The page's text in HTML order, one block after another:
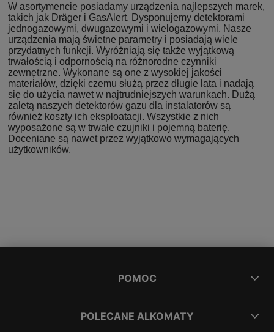
W asortymencie posiadamy urządzenia najlepszych marek,
takich jak Dräger i GasAlert. Dysponujemy detektorami
jednogazowymi, dwugazowymi i wielogazowymi. Nasze
urządzenia mają świetne parametry i posiadają wiele
przydatnych funkcji. Wyróżniają się także wyjątkową
trwałością i odpornością na różnorodne czynniki
zewnętrzne. Wykonane są one z wysokiej jakości
materiałów, dzięki czemu służą przez długie lata i nadają
się do użycia nawet w najtrudniejszych warunkach. Dużą
zaletą naszych detektorów gazu dla instalatorów są
również koszty ich eksploatacji. Wszystkie z nich
wyposażone są w trwałe czujniki i pojemną baterię.
Doceniane są nawet przez wyjątkowo wymagających
użytkowników.
POMOC
POLECANE ALKOMATY